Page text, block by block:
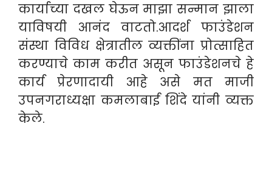
कार्याच्या दखल घेऊन माझा सन्मान झाला
याविषयी आनंद वाटतो.आदर्श फाउंडेशन
संस्था विविध क्षेत्रातील व्यक्तींना प्रोत्साहित
करण्याचे काम करीत असून फाउंडेशनचे हे
कार्य प्रेरणादायी आहे असे मत माजी
उपनगराध्यक्षा कमलाबाई शिंदे यांनी व्यक्त
केले.